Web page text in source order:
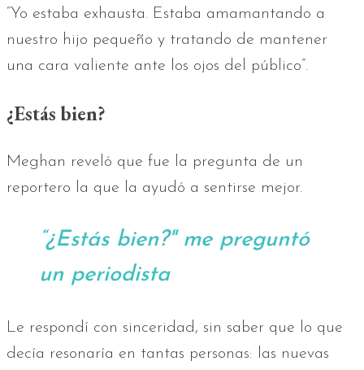
“Yo estaba exhausta. Estaba amamantando a
nuestro hijo pequeño y tratando de mantener
una cara valiente ante los ojos del público”.
¿Estás bien?
Meghan reveló que fue la pregunta de un
reportero la que la ayudó a sentirse mejor.
“¿Estás bien?" me preguntó
un periodista
Le respondí con sinceridad, sin saber que lo que
decía resonaría en tantas personas: las nuevas